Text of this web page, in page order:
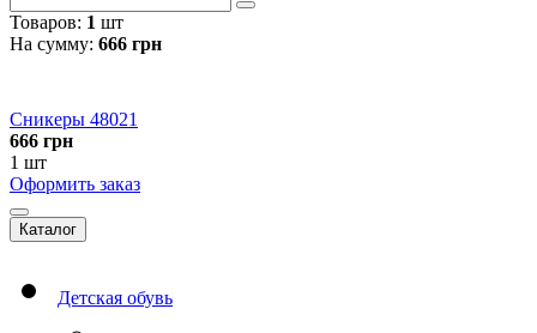
Товаров: 1 шт
На сумму: 666 грн
Сникеры 48021
666 грн
1 шт
Оформить заказ
Каталог
Детская обувь